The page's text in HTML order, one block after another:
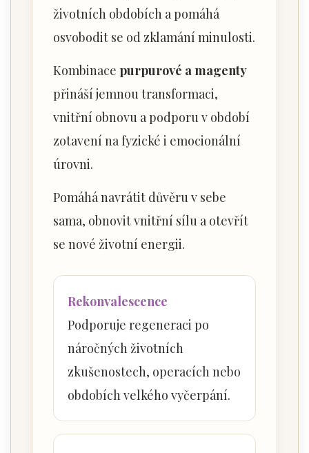
životních obdobích a pomáhá
osvobodit se od zklamání minulosti.
Kombinace purpurové a magenty
přináší jemnou transformaci,
vnitřní obnovu a podporu v období
zotavení na fyzické i emocionální
úrovni.
Pomáhá navrátit důvěru v sebe
sama, obnovit vnitřní sílu a otevřít
se nové životní energii.
Rekonvalescence
Podporuje regeneraci po
náročných životních
zkušenostech, operacích nebo
obdobích velkého vyčerpání.